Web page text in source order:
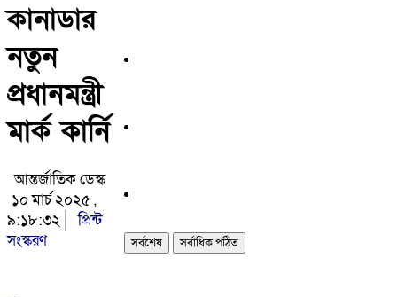
কানাডার
নতুন
প্রধানমন্ত্রী
মার্ক কার্নি
আন্তর্জাতিক ডেস্ক
১০ মার্চ ২০২৫ ,
৯:১৮:৩২
প্রিন্ট
সংস্করণ
সর্বশেষ সর্বাধিক পঠিত